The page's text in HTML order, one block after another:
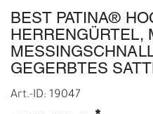
BEST PATINA®
HERRENGÜRTEL,
GEGERBTES
Art.-ID: 19047